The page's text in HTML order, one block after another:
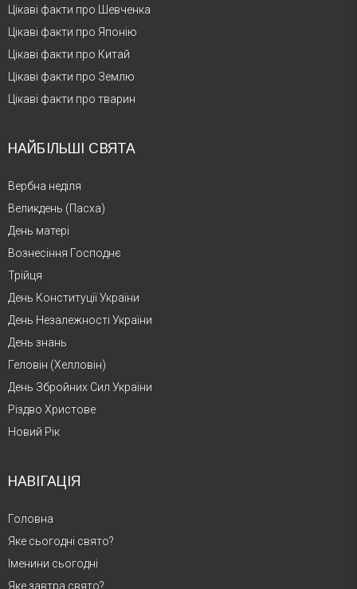
Цікаві факти про Шевченка
Цікаві факти про Японію
Цікаві факти про Китай
Цікаві факти про Землю
Цікаві факти про тварин
НАЙБІЛЬШІ СВЯТА
Вербна неділя
Великдень (Пасха)
День матері
Вознесіння Господнє
Трійця
День Конституції України
День Незалежності України
День знань
Геловін (Хелловін)
День Збройних Сил України
Різдво Христове
Новий Рік
НАВІГАЦІЯ
Головна
Яке сьогодні свято?
Іменини сьогодні
Яке завтра свято?